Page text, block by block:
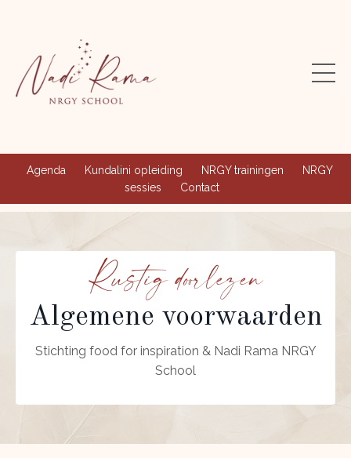
Agenda Kundalini opleiding NRGY trainingen
NRGY
sessies
Contact
Rustig doorlezen
Algemene voorwaarden
Stichting food for inspiration & Nadi Rama NRGY
School